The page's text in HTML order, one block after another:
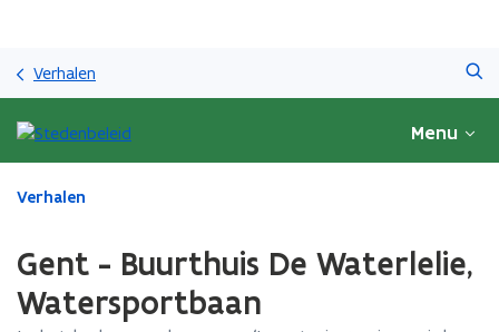
gaan
Verhalen
Menu
Gedaan
bevindt
zich
Verhalen
Gent - Buurthuis De Waterlelie,
Watersportbaan